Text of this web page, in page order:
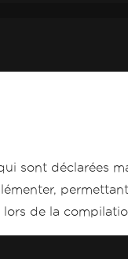
sont déclarées
de la